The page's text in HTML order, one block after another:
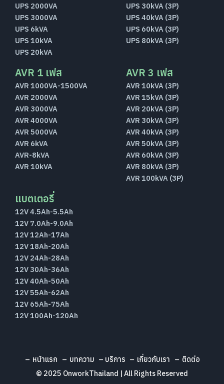
UPS 2000VA
UPS 3000VA
UPS 6kVA
UPS 10kVA
UPS 20kVA
UPS 30kVA (3P)
UPS 40kVA (3P)
UPS 60kVA (3P)
UPS 80kVA (3P)
AVR 1 เฟส
AVR 1000VA-1500VA
AVR 2000VA
AVR 3000VA
AVR 4000VA
AVR 5000VA
AVR 6kVA
AVR-8kVA
AVR 10kVA
AVR 3 เฟส
AVR 10kVA (3P)
AVR 15kVA (3P)
AVR 20kVA (3P)
AVR 30kVA (3P)
AVR 40kVA (3P)
AVR 50kVA (3P)
AVR 60kVA (3P)
AVR 80kVA (3P)
AVR 100kVA (3P)
แบตเตอรี่
12V 4.5Ah-5.5Ah
12V 7.0Ah-9.0Ah
12V 12Ah-17Ah
12V 18Ah-20Ah
12V 24Ah-28Ah
12V 30Ah-36Ah
12V 40Ah-50Ah
12V 55Ah-62Ah
12V 65Ah-75Ah
12V 100Ah-120Ah
หน้าแรก บทความ บริการ เกี่ยวกับเรา
ติดต่อ
© 2025 OnworkThailand | All Rights Reserved